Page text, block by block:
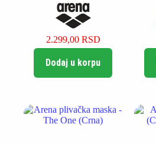
2.299,00 RSD
Dodaj u korpu